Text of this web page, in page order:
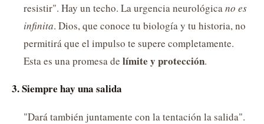
resistir". Hay un techo. La urgencia neurológicano es
infinita. Dios, que conoce tu biología y tu historia, no
permitirá que el impulso te supere completamente.
Esta es una promesa de límite y protección.
3. Siempre hay una salida
"Dará también juntamente con la tentación la salida".